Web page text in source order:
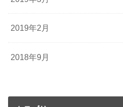
2019年2月
2018年9月